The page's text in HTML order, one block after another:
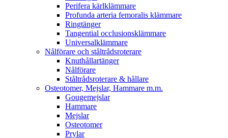
Perifera kärlklämmare
Profunda arteria femoralis klämmare
Ringtänger
Tangential occlusionsklämmare
Universalklämmare
Nålförare och ståltrådsroterare
Knuthållartänger
Nålförare
Ståltrådsroterare & hållare
Osteotomer, Mejslar, Hammare m.m.
Gougemejslar
Hammare
Mejslar
Osteotomer
Prylar